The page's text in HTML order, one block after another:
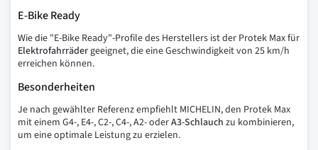
E-Bike Ready
Wie die "E-Bike Ready"-Profile des Herstellers ist der Protek Max für
Elektrofahrrädergeeignet, die eine Geschwindigkeit von 25 km/h
erreichen können.
Besonderheiten
Je nach gewählter Referenz empfiehlt MICHELIN, den Protek Max
mit einem G4-, E4-, C2-, C4-, A2- oderA3-Schlauch zu kombinieren,
um eine optimale Leistung zu erzielen.